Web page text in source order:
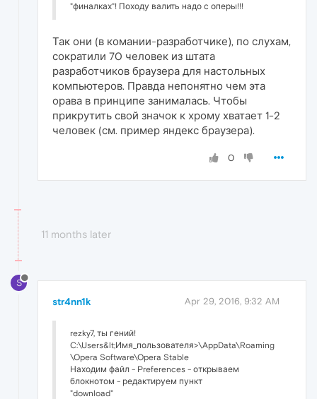
"финалках"! Походу валить надо с оперы!!!
Так они (в комании-разработчике), по слухам,
сократили 70 человек из штата
разработчиков браузера для настольных
компьютеров. Правда непонятно чем эта
орава в принципе занималась. Чтобы
прикрутить свой значок к хрому хватает 1-2
человек (см. пример яндекс браузера).
0
11 months later
S
str4nn1k Apr 29, 2016, 9:32 AM
rezky7, ты гений!
C:\Users&lt;Имя_пользователя>\AppData\Roaming
\Opera Software\Opera Stable
Находим файл - Preferences - открываем
блокнотом - редактируем пункт
"download"